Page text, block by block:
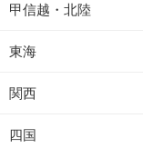
甲信越・北陸
東海
関西
四国